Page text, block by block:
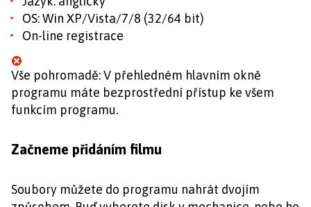
OS: Win XP/Vista/7/8 (32/64 bit)
On-line registrace
Vše pohromadě: V přehledném hlavním okně
programu máte bezprostřední přístup ke všem
funkcím programu.
Začneme přidáním filmu
Soubory můžete do programu nahrát dvojím